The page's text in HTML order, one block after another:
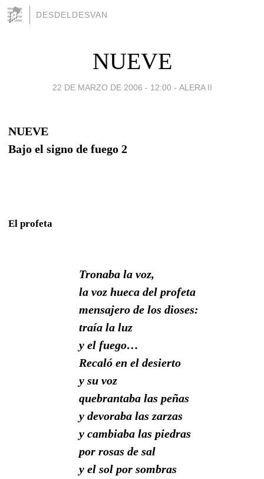
DESDELDESVAN
NUEVE
22 DE MARZO DE 2006 - 12:00 - ALERA II
NUEVE
Bajo el signo de fuego 2
El profeta
Tronaba la voz,
la voz hueca del profeta
mensajero de los dioses:
traía la luz
y el fuego…
Recaló en el desierto
y su voz
quebrantaba las peñas
y devoraba las zarzas
y cambiaba las piedras
por rosas de sal
y el sol por sombras